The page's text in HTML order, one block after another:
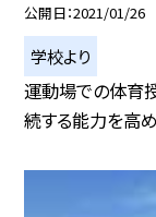
公開日 2021/01/26
学校より
運動場での体育
続する能力を高